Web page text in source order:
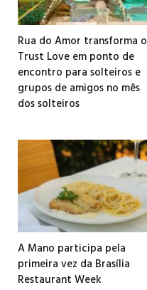
Rua do Amor transforma o
Trust Love em ponto de
encontro para solteiros e
grupos de amigos no mês
dos solteiros
A Mano participa pela
primeira vez da Brasília
Restaurant Week